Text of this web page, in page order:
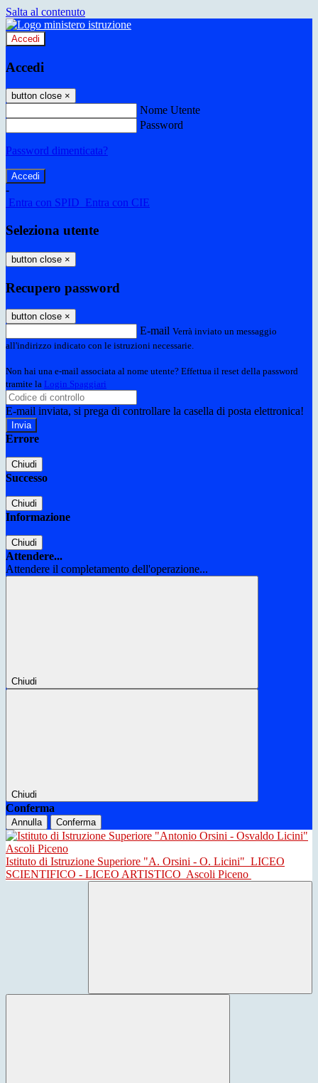
Salta al contenuto
Accedi
Accedi
button close ×
Nome Utente
Password
Password dimenticata?
-
Entra con SPID Entra con CIE
Seleziona utente
button close ×
Recupero password
button close ×
E-mail Verrà inviato un messaggio
all'indirizzo indicato con le istruzioni necessarie.
Non hai una e-mail associata al nome utente? Effettua il reset della password
tramite la Login Spaggiari
E-mail inviata, si prega di controllare la casella di posta elettronica!
Errore
Chiudi
Successo
Chiudi
Informazione
Chiudi
Attendere...
Attendere il completamento dell'operazione...
Chiudi
Chiudi
Conferma
Annulla Conferma
Istituto di Istruzione Superiore "A. Orsini - O. Licini" LICEO
SCIENTIFICO - LICEO ARTISTICO Ascoli Piceno